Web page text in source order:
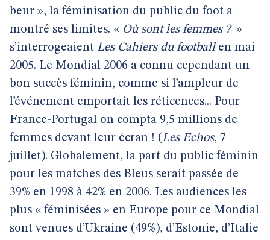
beur », la féminisation du public du foot a
montré ses limites. « Où sont les femmes ? »
s’interrogeaient Les Cahiers du football en mai
2005. Le Mondial 2006 a connu cependant un
bon succès féminin, comme si l’ampleur de
l’événement emportait les réticences... Pour
France-Portugal on compta 9,5 millions de
femmes devant leur écran ! (Les Echos, 7
juillet). Globalement, la part du public féminin
pour les matches des Bleus serait passée de
39% en 1998 à 42% en 2006. Les audiences les
plus « féminisées » en Europe pour ce Mondial
sont venues d’Ukraine (49%), d’Estonie, d’Italie